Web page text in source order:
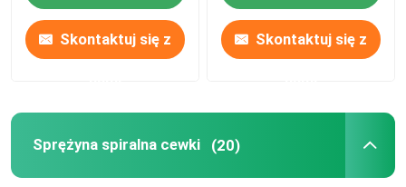
Skontaktuj się z Skontaktuj się z
Sprężyna spiralna cewki (20)